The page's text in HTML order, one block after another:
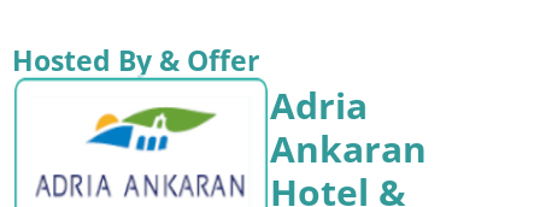
Hosted By & Offer
Adria
Ankaran
Hotel &